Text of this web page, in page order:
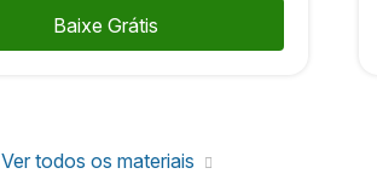
Baixe Grátis
Ver todos os materiais